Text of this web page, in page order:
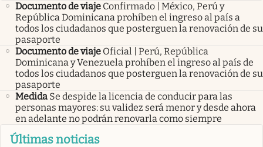
Documento de viaje Confirmado | México, Perú y
República Dominicana prohíben el ingreso al país a
todos los ciudadanos que posterguen la renovación de su
pasaporte
Documento de viaje Oficial | Perú, República
Dominicana y Venezuela prohíben el ingreso al país de
todos los ciudadanos que posterguen la renovación de su
pasaporte
Medida Se despide la licencia de conducir para las
personas mayores: su validez será menor y desde ahora
en adelante no podrán renovarla como siempre
Últimas noticias